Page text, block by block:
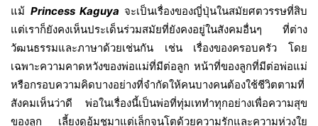
แม้ Princess Kaguya จะเป็นเรื่องของญี่ปุ่นในสมัยศตวรรษที่สิบ
แต่เราก็ยังคงเห็นประเด็นร่วมสมัยที่ยังคงอยู่ในสังคมอื่นๆ ที่ต่าง
วัฒนธรรมและภาษาด้วยเช่นกัน เช่น เรื่องของครอบครัว โดย
เฉพาะความคาดหวังของพ่อแม่ที่มีต่อลูก หน้าที่ของลูกที่มีต่อพ่อแม่
หรือกรอบความคิดบางอย่างที่จำกัดให้คนบางคนต้องใช้ชีวิตตามที่
สังคมเห็นว่าดี พ่อในเรื่องนี้เป็นพ่อที่ทุ่มเททำทุกอย่างเพื่อความสุข
ของลูก เลี้ยงดูอุ้มชูมาแต่เล็กจนโตด้วยความรักและความห่วงใย